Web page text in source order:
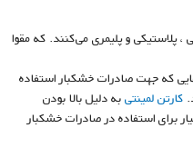
پلاستیکی و پلیمری می‌کنند. که مقوا
هایی که جهت صادرات خشکبار استفاده
کارتن لمینتی به دلیل بالا بودن
برای استفاده در صادرات خشکبار